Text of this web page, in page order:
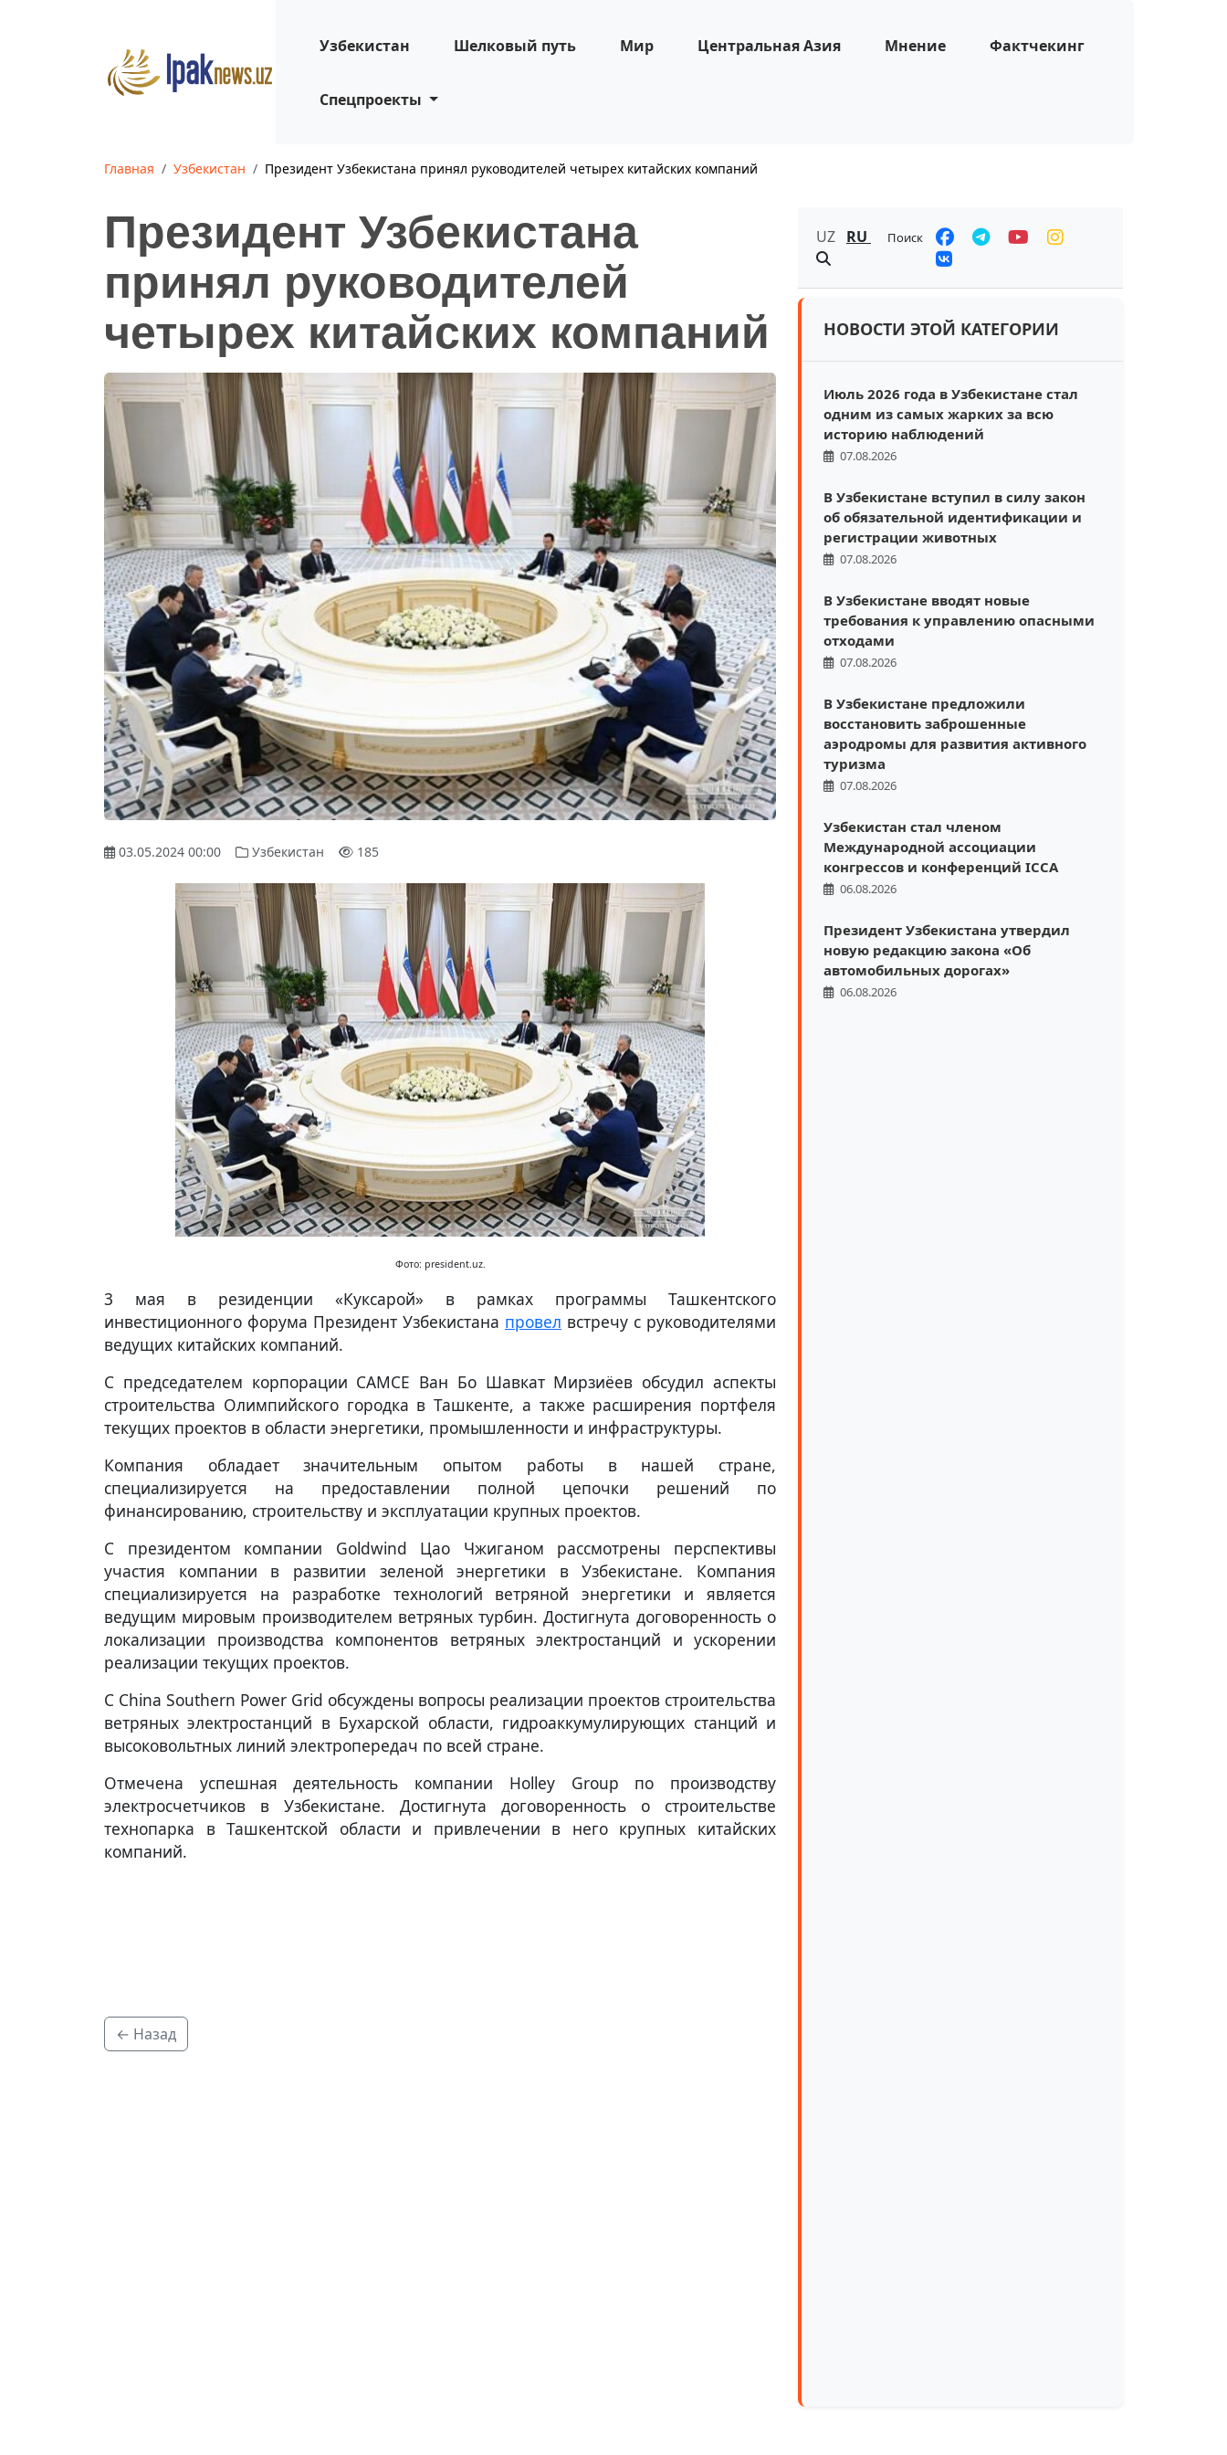
Узбекистан Шелковый путь Мир Центральная Азия Мнение Фактчекинг
Спецпроекты
Главная Узбекистан Президент Узбекистана принял руководителей четырех китайских компаний
Президент Узбекистана
принял руководителей
четырех китайских компаний
03.05.2024 00:00 Узбекистан 185
Фото: president.uz.
3 мая в резиденции «Куксарой» в рамках программы Ташкентского
инвестиционного форума Президент Узбекистана провел встречу с руководителями
ведущих китайских компаний.
С председателем корпорации CAMCE Ван Бо Шавкат Мирзиёев обсудил аспекты
строительства Олимпийского городка в Ташкенте, а также расширения портфеля
текущих проектов в области энергетики, промышленности и инфраструктуры.
Компания обладает значительным опытом работы в нашей стране,
специализируется на предоставлении полной цепочки решений по
финансированию, строительству и эксплуатации крупных проектов.
С президентом компании Goldwind Цао Чжиганом рассмотрены перспективы
участия компании в развитии зеленой энергетики в Узбекистане. Компания
специализируется на разработке технологий ветряной энергетики и является
ведущим мировым производителем ветряных турбин. Достигнута договоренность о
локализации производства компонентов ветряных электростанций и ускорении
реализации текущих проектов.
С China Southern Power Grid обсуждены вопросы реализации проектов строительства
ветряных электростанций в Бухарской области, гидроаккумулирующих станций и
высоковольтных линий электропередач по всей стране.
Отмечена успешная деятельность компании Holley Group по производству
электросчетчиков в Узбекистане. Достигнута договоренность о строительстве
технопарка в Ташкентской области и привлечении в него крупных китайских
компаний.
← Назад
UZ RU Поиск
НОВОСТИ ЭТОЙ КАТЕГОРИИ
Июль 2026 года в Узбекистане стал
одним из самых жарких за всю
историю наблюдений
07.08.2026
В Узбекистане вступил в силу закон
об обязательной идентификации и
регистрации животных
07.08.2026
В Узбекистане вводят новые
требования к управлению опасными
отходами
07.08.2026
В Узбекистане предложили
восстановить заброшенные
аэродромы для развития активного
туризма
07.08.2026
Узбекистан стал членом
Международной ассоциации
конгрессов и конференций ICCA
06.08.2026
Президент Узбекистана утвердил
новую редакцию закона «Об
автомобильных дорогах»
06.08.2026